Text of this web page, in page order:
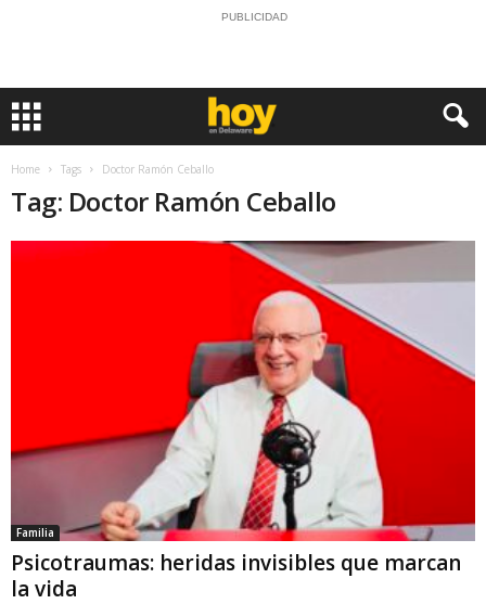
PUBLICIDAD
Home Tags Doctor Ramón Ceballo
Tag: Doctor Ramón Ceballo
Familia
Psicotraumas: heridas invisibles que marcan
la vida